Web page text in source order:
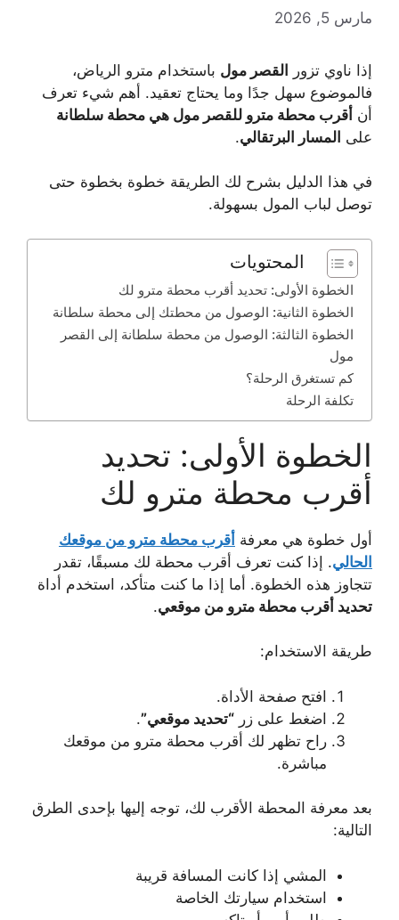
مارس 5, 2026
إذا ناوي تزور القصر مول باستخدام مترو الرياض،
فالموضوع سهل جدًا وما يحتاج تعقيد. أهم شيء تعرف
أن أقرب محطة مترو للقصر مول هي محطة سلطانة
على المسار البرتقالي.
في هذا الدليل بشرح لك الطريقة خطوة بخطوة حتى
توصل لباب المول بسهولة.
المحتويات
الخطوة الأولى: تحديد أقرب محطة مترو لك
الخطوة الثانية: الوصول من محطتك إلى محطة سلطانة
الخطوة الثالثة: الوصول من محطة سلطانة إلى القصر
مول
كم تستغرق الرحلة؟
تكلفة الرحلة
الخطوة الأولى: تحديد
أقرب محطة مترو لك
أول خطوة هي معرفة أقرب محطة مترو من موقعك
الحالي. إذا كنت تعرف أقرب محطة لك مسبقًا، تقدر
تتجاوز هذه الخطوة. أما إذا ما كنت متأكد، استخدم أداة
تحديد أقرب محطة مترو من موقعي.
طريقة الاستخدام:
افتح صفحة الأداة.
اضغط على زر “تحديد موقعي”.
راح تظهر لك أقرب محطة مترو من موقعك
مباشرة.
بعد معرفة المحطة الأقرب لك، توجه إليها بإحدى الطرق
التالية:
المشي إذا كانت المسافة قريبة
استخدام سيارتك الخاصة